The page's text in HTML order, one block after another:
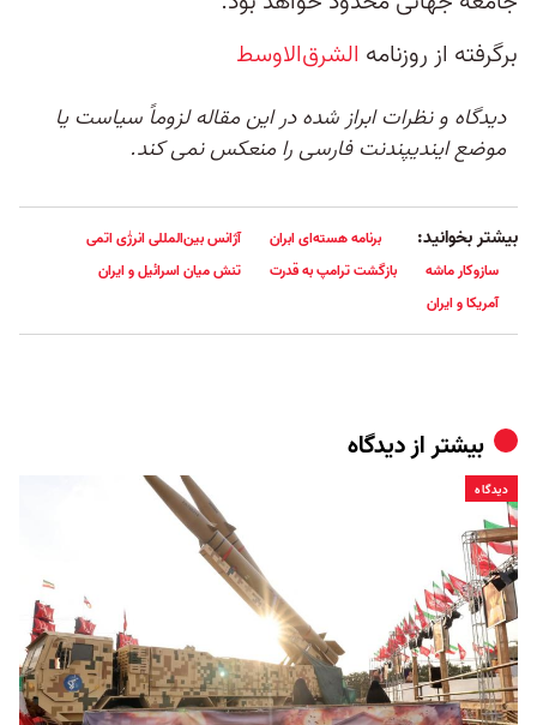
برگرفته از روزنامه الشرق‌الاوسط
دیدگاه و نظرات ابراز شده در این مقاله لزوماً سیاست یا
موضع ایندیپندنت فارسی را منعکس نمی کند.
بیشتر بخوانید: برنامه هسته‌ای ابران
آژانس بین‌المللی انرژٰ‌ی اتمی
سازوکار ماشه
بازگشت ترامپ به قدرت
تنش میان اسرائیل و ایران
آمریکا و ایران
بیشتر ازدیدگاه
دیدگاه